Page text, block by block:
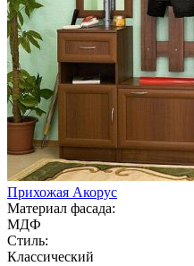
Прихожая Акорус
Материал фасада:
МДФ
Стиль:
Классический